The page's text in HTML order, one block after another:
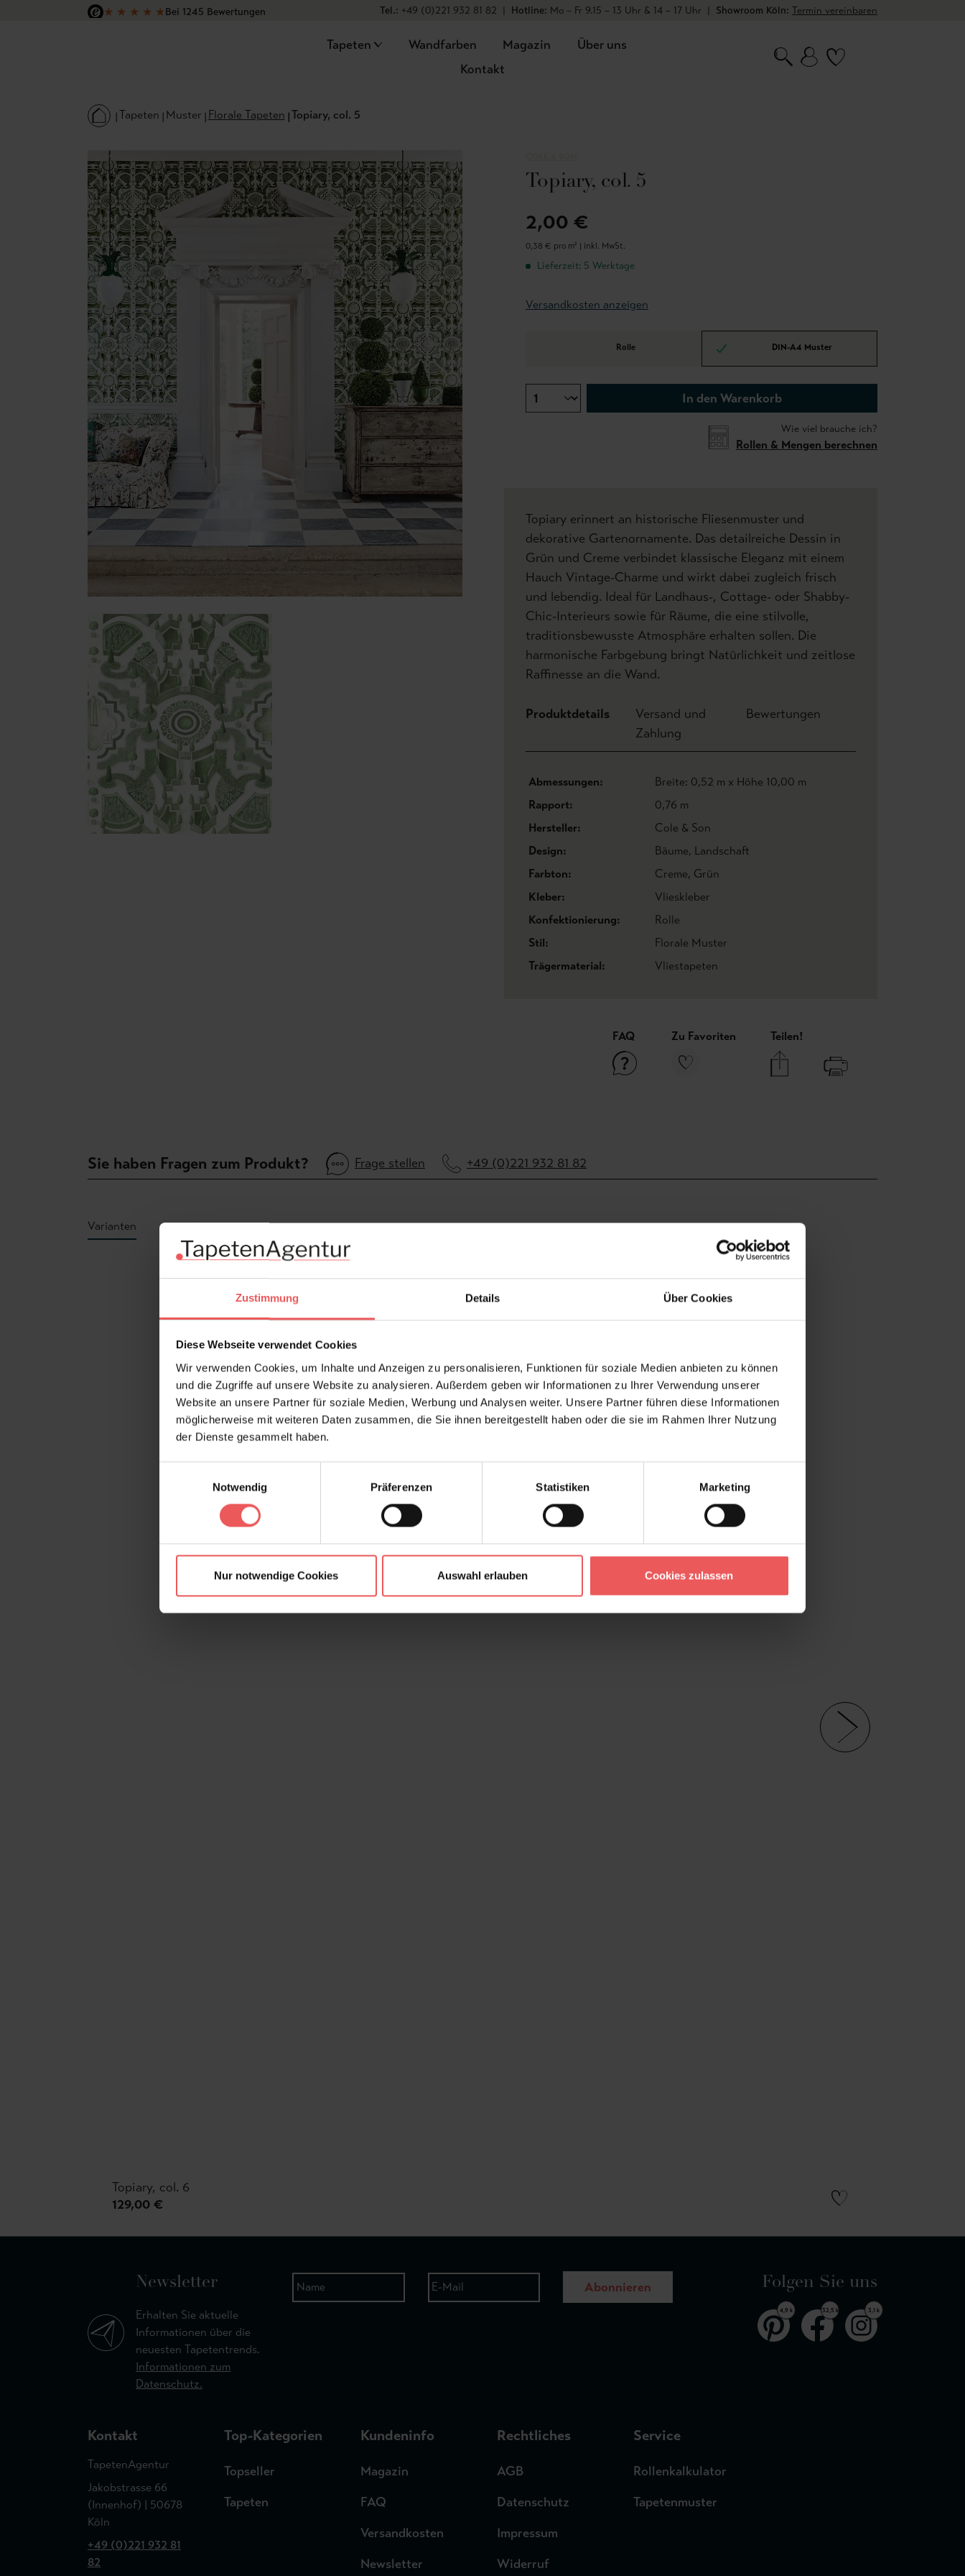
Zustimmung Details Über Cookies
Diese Webseite verwendet Cookies
Wir verwenden Cookies, um Inhalte und Anzeigen zu personalisieren, Funktionen für soziale Medien anbieten zu können
und die Zugriffe auf unsere Website zu analysieren. Außerdem geben wir Informationen zu Ihrer Verwendung unserer
Website an unsere Partner für soziale Medien, Werbung und Analysen weiter. Unsere Partner führen diese Informationen
möglicherweise mit weiteren Daten zusammen, die Sie ihnen bereitgestellt haben oder die sie im Rahmen Ihrer Nutzung
der Dienste gesammelt haben.
Notwendig
Präferenzen Statistiken Marketing
Nur notwendige Cookies Auswahl erlauben Cookies zulassen
Hauptinhalt springen
Zur Suche springen
Zur Hauptnavigation springen
★ ★ ★ ★ ★Bei 1245 Bewertungen
Tel.: +49 (0)221 932 81 82 | Hotline: Mo – Fr 9.15 – 13 Uhr & 14 – 17 Uhr | Showroom Köln: Termin vereinbaren
Tapeten Wandfarben Magazin
Über uns
Kontakt
Tapeten Muster Florale Tapeten Topiary, col. 5
Topiary, col. 5
2,00 €
0,38 € pro m² | inkl. MwSt.
Lieferzeit: 5 Werktage
Versandkosten anzeigen
Rolle DIN-A4 Muster
In den Warenkorb
Wie viel brauche ich?
Rollen & Mengen berechnen
Topiary erinnert an historische Fliesenmuster und
dekorative Gartenornamente. Das detailreiche Dessin in
Grün und Creme verbindet klassische Eleganz mit einem
Hauch Vintage-Charme und wirkt dabei zugleich frisch
und lebendig. Ideal für Landhaus-, Cottage- oder Shabby-
Chic-Interieurs sowie für Räume, die eine stilvolle,
traditionsbewusste Atmosphäre erhalten sollen. Die
harmonische Farbgebung bringt Natürlichkeit und zeitlose
Raffinesse an die Wand.
Produktdetails
Versand und
Zahlung
Bewertungen
Abmessungen:
Breite: 0,52 m x Höhe 10,00 m
Rapport:
0,76 m
Hersteller:
Cole & Son
Design:
Bäume, Landschaft
Farbton:
Creme, Grün
Kleber:
Vlieskleber
Konfektionierung:
Rolle
Stil:
Florale Muster
Trägermaterial:
Vliestapeten
FAQ Zu Favoriten Teilen!
Sie haben Fragen zum Produkt? Frage stellen +49 (0)221 932 81 82
Varianten
Topiary, col. 6
129,00 €
Newsletter
Erhalten Sie aktuelle
Informationen über die
neuesten Tapetentrends.
Informationen zum
Datenschutz.
Abonnieren Folgen Sie uns
4,9 k 32,5 k 3,1 k
Kontakt
TapetenAgentur
Jakobstrasse 66
(Innenhof) | 50678
Köln
+49 (0)221 932 81
82
Top-Kategorien
Topseller
Tapeten
Kundeninfo
Magazin
FAQ
Versandkosten
Newsletter
Rechtliches
AGB
Datenschutz
Impressum
Widerruf
Service
Rollenkalkulator
Tapetenmuster